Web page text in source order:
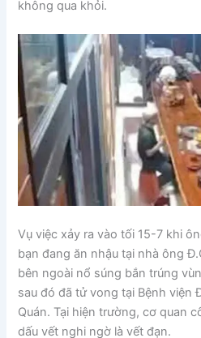
không qua khỏi.
Vụ việc xảy ra vào tối 15-7 khi
bạn đang ăn nhậu tại nhà ông
bên ngoài nổ súng bắn trúng
sau đó đã tử vong tại Bệnh viện
Quán. Tại hiện trường, cơ quan
dấu vết nghi ngờ là vết đạn.